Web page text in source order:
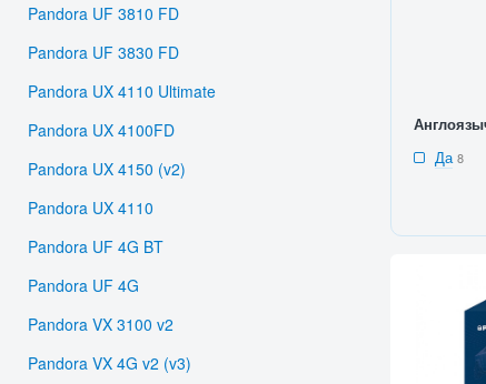
Да 8
Pandora UF 3810 FD
Pandora UF 3830 FD
Pandora UX 4110 Ultimate
Pandora UX 4100FD
Pandora UX 4150 (v2)
Pandora UX 4110
Pandora UF 4G BT
Pandora UF 4G
Pandora VX 3100 v2
Pandora VX 4G v2 (v3)